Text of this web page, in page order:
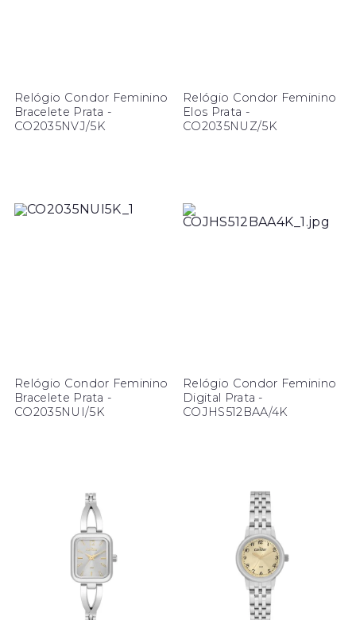
Relógio Condor Feminino
Bracelete Prata -
CO2035NVJ/5K
Relógio Condor Feminino
Elos Prata -
CO2035NUZ/5K
Relógio Condor Feminino
Bracelete Prata -
CO2035NUI/5K
Relógio Condor Feminino
Digital Prata -
COJHS512BAA/4K